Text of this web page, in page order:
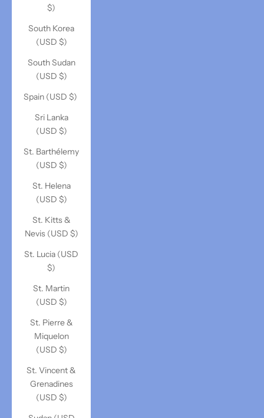
$)
South Korea
(USD $)
South Sudan
(USD $)
Spain (USD $)
Sri Lanka
(USD $)
St. Barthélemy
(USD $)
St. Helena
(USD $)
St. Kitts &
Nevis (USD $)
St. Lucia (USD
$)
St. Martin
(USD $)
St. Pierre &
Miquelon
(USD $)
St. Vincent &
Grenadines
(USD $)